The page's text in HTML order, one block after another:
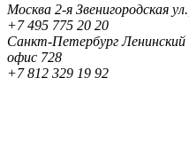
Москва 2-я Звенигородская
+7 495 775 20 20
Санкт-ПетербургЛенинский
офис 728
+7 812 329 19 92